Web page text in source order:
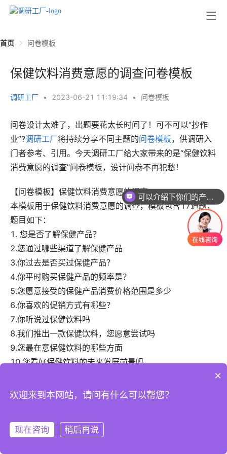
首页 问卷模板
保健饮料消费意愿的调查问卷模板
调研工厂 • 2023-06-21 11:19:34 • 问卷模板
问卷设计太难了，出题要花太长时间了！可不可以“抄作
业”?调研工厂将持续分享不同主题的问卷模板，供调研入
门者参考、引用。今天调研工厂给大家带来的是“保健饮料
消费意愿的调查”问卷模板，设计问卷不再犯愁！
【问卷模板】保健饮料消费意愿的调查
本模板用于保健饮料消费意愿的调查，模板包含17道题，
题目如下：
1. 您是否了解保健产品？
2.您通过哪些渠道了解保健产品
3.你过去是否买过保健产品？
4.你平时购买保健产品的频率是？
5.您愿意接受的保健产品消费价格范围是多少
6.你喜欢的促销方式有哪些？
7.你听说过保健饮料吗
8.我们推出一款保健饮料，您愿意尝试吗
9.您最在意保健饮料的哪些方面
10.您看好保健饮料的未来发展前景吗
12.年龄：
15.您目前的职业是：
注册
×
欢迎来到本网站，请问有什么可以帮您？
现在咨询 稍后再说